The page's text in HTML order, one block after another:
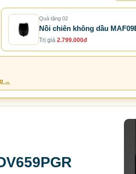
Quà tặng 02
Nồi chiên không dầu
Trị giá 2.799.000đ
→